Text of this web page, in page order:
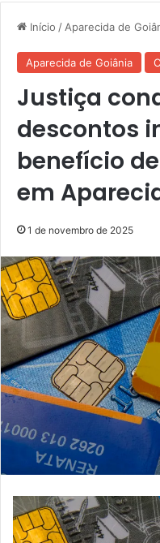
Início / Aparecida de
Aparecida de Goiânia
Justiça
descontos
benefício
em
1 de novembro de 2025